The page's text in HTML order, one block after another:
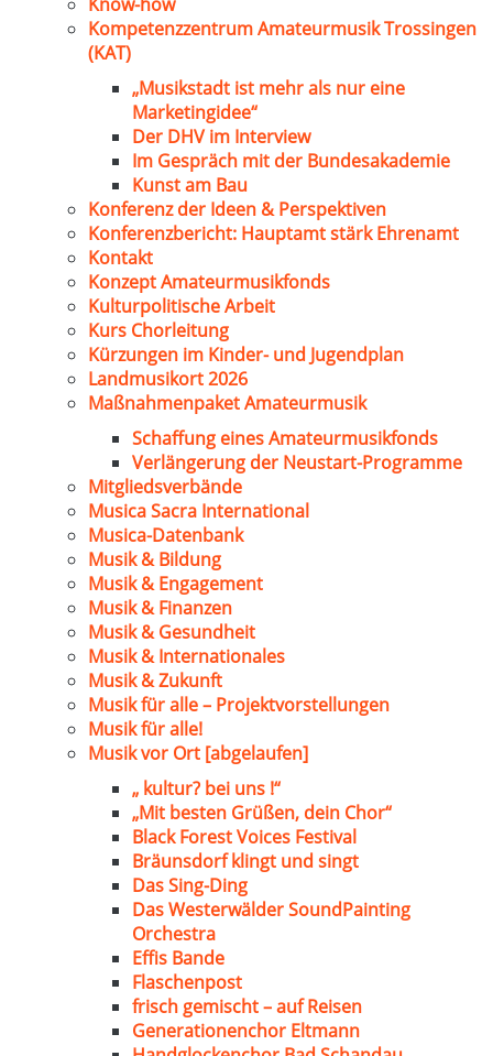
Kompetenzzentrum Amateurmusik Trossingen
(KAT)
„Musikstadt ist mehr als nur eine
Marketingidee“
Der DHV im Interview
Im Gespräch mit der Bundesakademie
Kunst am Bau
Konferenz der Ideen & Perspektiven
Konferenzbericht: Hauptamt stärk Ehrenamt
Kontakt
Konzept Amateurmusikfonds
Kulturpolitische Arbeit
Kurs Chorleitung
Kürzungen im Kinder- und Jugendplan
Landmusikort 2026
Maßnahmenpaket Amateurmusik
Schaffung eines Amateurmusikfonds
Verlängerung der Neustart-Programme
Mitgliedsverbände
Musica Sacra International
Musica-Datenbank
Musik & Bildung
Musik & Engagement
Musik & Finanzen
Musik & Gesundheit
Musik & Internationales
Musik & Zukunft
Musik für alle – Projektvorstellungen
Musik für alle!
Musik vor Ort [abgelaufen]
„ kultur? bei uns !“
„Mit besten Grüßen, dein Chor“
Black Forest Voices Festival
Bräunsdorf klingt und singt
Das Sing-Ding
Das Westerwälder SoundPainting
Orchestra
Effis Bande
Flaschenpost
frisch gemischt – auf Reisen
Generationenchor Eltmann